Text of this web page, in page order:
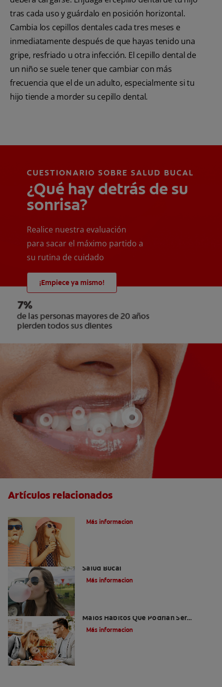
tras cada uso y guárdalo en posición horizontal.
Cambia los cepillos dentales cada tres meses e
inmediatamente después de que hayas tenido una
gripe, resfriado u otra infección. El cepillo dental de
un niño se suele tener que cambiar con más
frecuencia que el de un adulto, especialmente si tu
hijo tiende a morder su cepillo dental.
CUESTIONARIO SOBRE SALUD BUCAL
¿Qué hay detrás de su
sonrisa?
Realice nuestra evaluación
para sacar el máximo partido a
su rutina de cuidado
¡Empiece ya mismo!
Artículos relacionados
Más informacion
Salud Bucal
Más informacion
Malos Hábitos Que Podrían Ser
Dañinos
Más informacion